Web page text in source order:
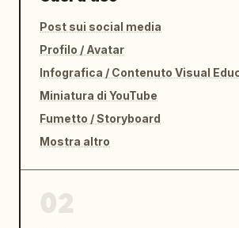
Post sui social media
Profilo / Avatar
Infografica / Contenuto Visual
Miniatura di YouTube
Fumetto / Storyboard
Mostra altro